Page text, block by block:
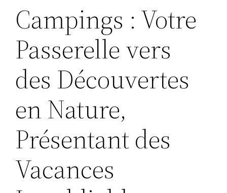
Campings : Votre
Passerelle vers
des Découvertes
en Nature,
Présentant des
Vacances